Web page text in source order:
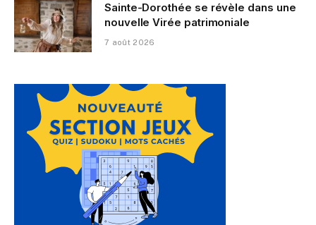
Sainte-Dorothée se révèle dans une
nouvelle Virée patrimoniale
7 août 2026